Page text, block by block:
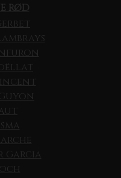
RØD
Garcia